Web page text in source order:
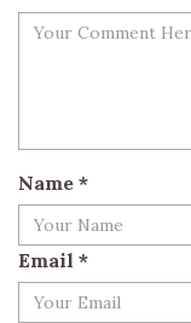
Name *
Email *